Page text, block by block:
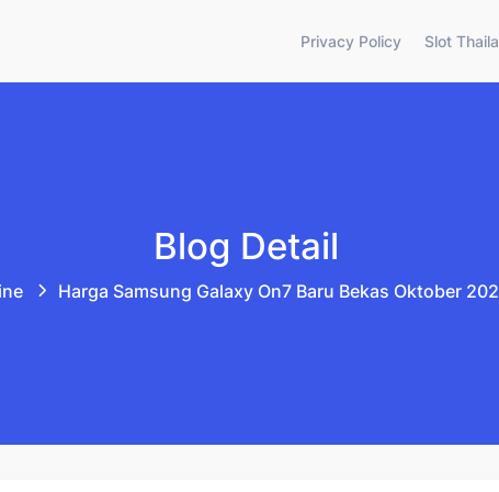
Privacy Policy Slot
Blog Detail
Harga Samsung Galaxy On7 Baru Bekas Oktober